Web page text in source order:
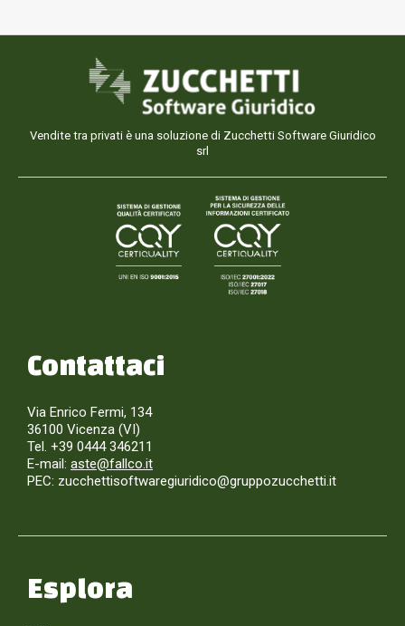
Vendite tra privati è una soluzione di Zucchetti Software Giuridico
srl
Contattaci
Via Enrico Fermi, 134
36100 Vicenza (VI)
Tel. +39 0444 346211
E-mail: aste@fallco.it
PEC: zucchettisoftwaregiuridico@gruppozucchetti.it
Esplora